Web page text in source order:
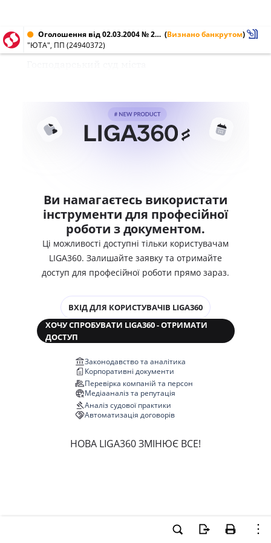
Оголошення від 02.03.2004 № 24940372 (Визнано банкрутом)
"ЮТА", ПП (24940372)
Ви намагаєтесь використати
інструменти для професійної
роботи з документом.
Ці можливості доступні тільки користувачам
LIGA360. Залишайте заявку та отримайте
доступ для професійної роботи прямо зараз.
ВХІД ДЛЯ КОРИСТУВАЧІВ LIGA360
ХОЧУ СПРОБУВАТИ LIGA360 - ОТРИМАТИ
ДОСТУП
Законодавство та аналітика
Корпоративні документи
Перевірка компаній та персон
Медіааналіз та репутація
Аналіз судової практики
Автоматизація договорів
НОВА LIGA360 ЗМІНЮЄ ВСЕ!